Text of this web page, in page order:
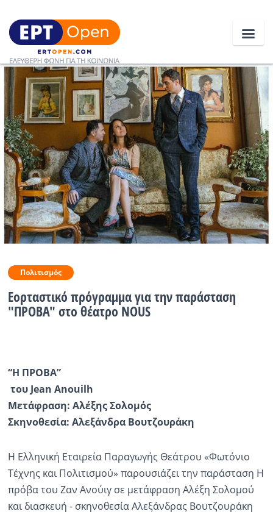
Ειδήσεις
Ελλάδα
Κοινωνία
Πολιτική
Οικονομία
Αθλητικά
Ραδιόφωνο LIVE
Πολιτισμός
Πολιτισμός
Εορταστικό πρόγραμμα για την παράσταση
"ΠΡΟΒΑ" στο θέατρο NOUS
“Η ΠΡΟΒΑ”
του Jean Anouilh
Μετάφραση: Αλέξης Σολομός
Σκηνοθεσία: Αλεξάνδρα Βουτζουράκη
Η Ελληνική Εταιρεία Παραγωγής Θεάτρου «Φωτόνιο
Τέχνης και Πολιτισμού» παρουσιάζει την παράσταση Η
πρόβα του Ζαν Ανούιγ σε μετάφραση Αλέξη Σολομού
και διασκευή - σκηνοθεσία Αλεξάνδρας Βουτζουράκη